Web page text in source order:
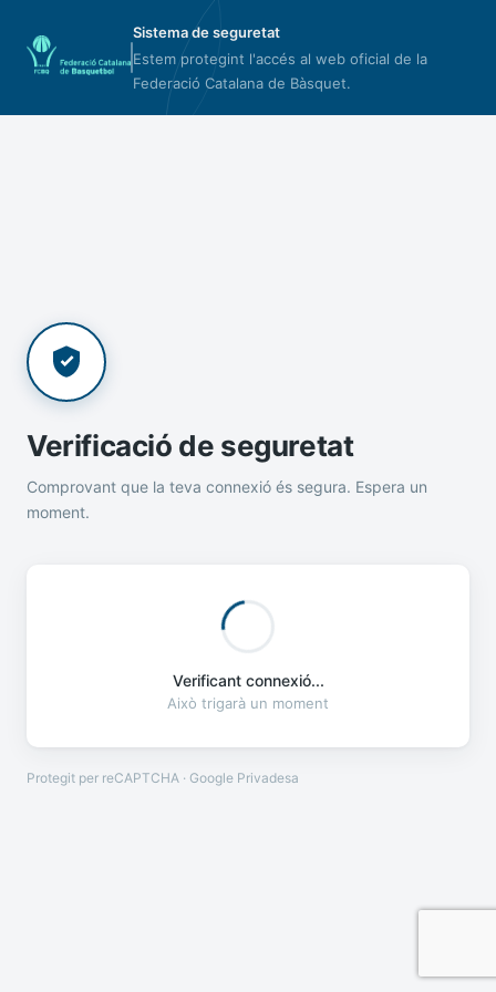
Sistema de seguretat
Estem protegint l'accés al web oficial de la
Federació Catalana de Bàsquet.
Verificació de seguretat
Comprovant que la teva connexió és segura. Espera un
moment.
Verificant connexió...
Això trigarà un moment
Protegit per reCAPTCHA · Google Privadesa